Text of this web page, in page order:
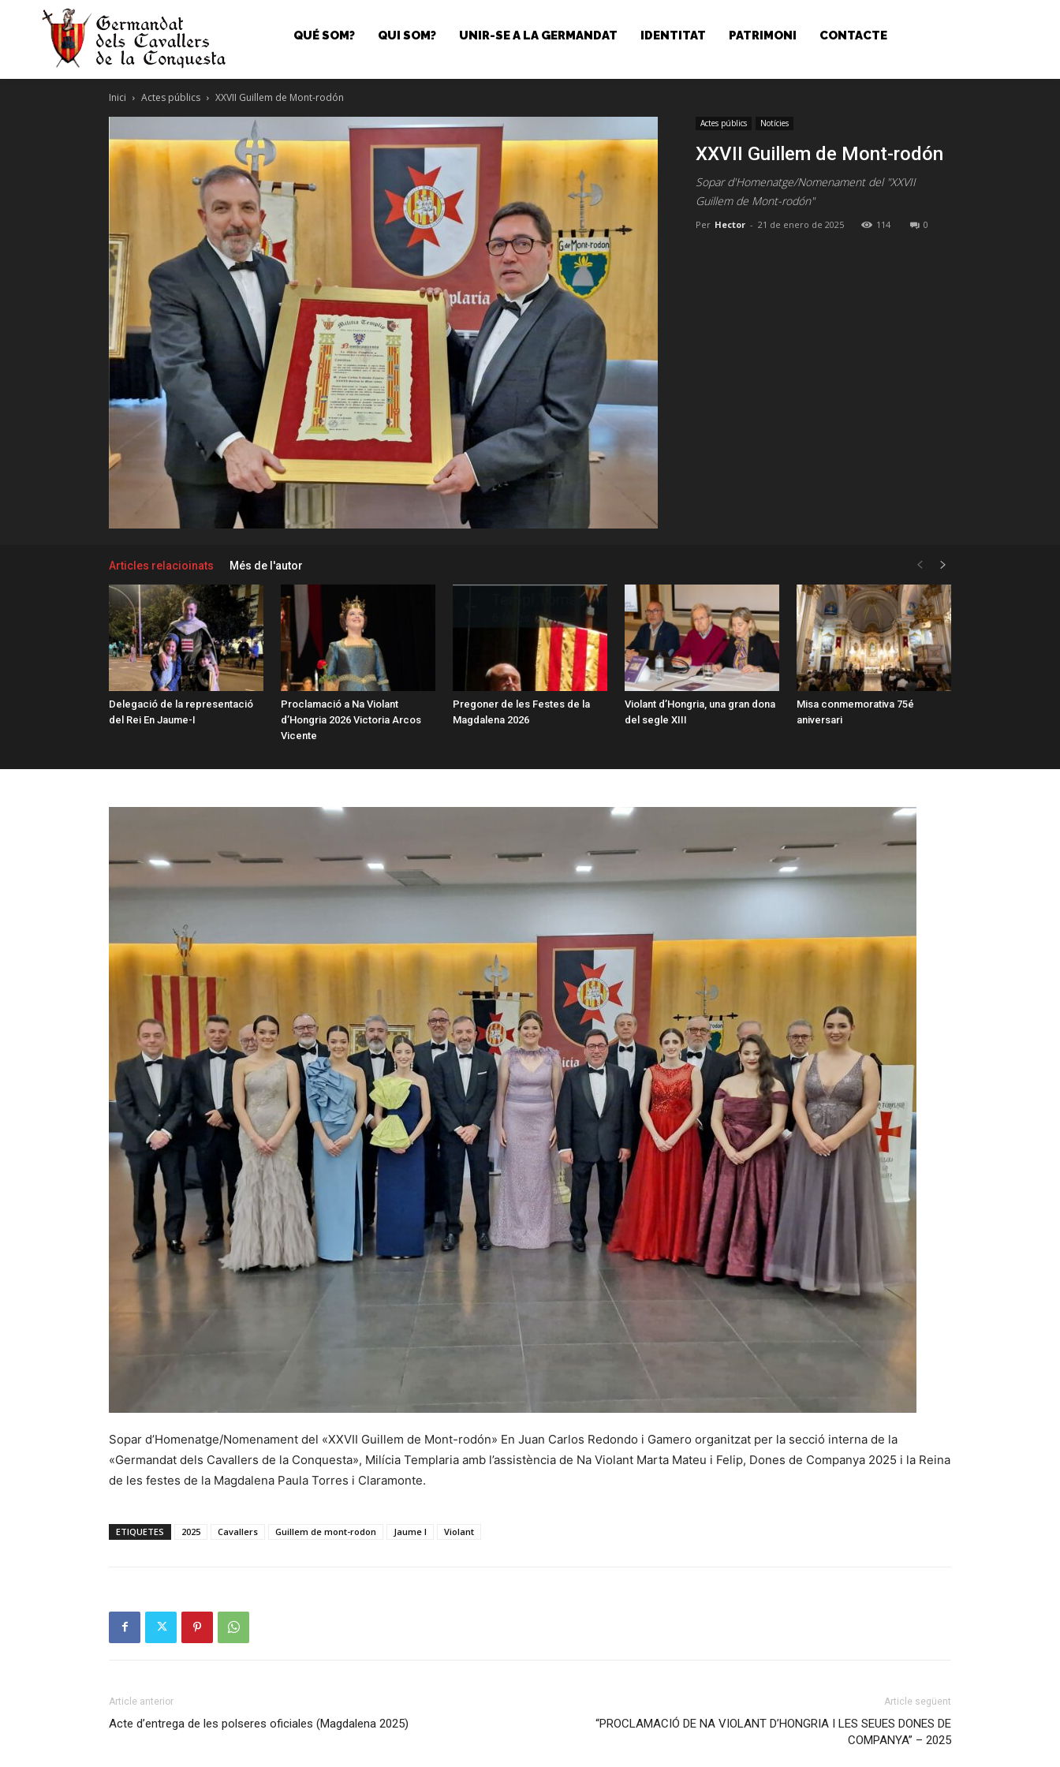
QUÉ SOM? QUI SOM? UNIR-SE A LA GERMANDAT IDENTITAT PATRIMONI CONTACTE
Inici Actes públics XXVII Guillem de Mont-rodón
Actes públics Notícies
XXVII Guillem de Mont-rodón
Sopar d'Homenatge/Nomenament del "XXVII
Guillem de Mont-rodón"
Per Hector - 21 de enero de 2025 114 0
Articles relacioinats Més de l'autor
Delegació de la representació
del Rei En Jaume-I
Proclamació a Na Violant
d’Hongria 2026 Victoria Arcos
Vicente
Pregoner de les Festes de la
Magdalena 2026
Violant d’Hongria, una gran dona
del segle XIII
Misa conmemorativa 75é
aniversari
Sopar d’Homenatge/Nomenament del «XXVII Guillem de Mont-rodón» En Juan Carlos Redondo i Gamero organitzat per la secció interna de la
«Germandat dels Cavallers de la Conquesta», Milícia Templaria amb l’assistència de Na Violant Marta Mateu i Felip, Dones de Companya 2025 i la Reina
de les festes de la Magdalena Paula Torres i Claramonte.
ETIQUETES 2025 Cavallers Guillem de mont-rodon Jaume I Violant
Article anterior
Acte d’entrega de les polseres oficiales (Magdalena 2025)
Article següent
“PROCLAMACIÓ DE NA VIOLANT D’HONGRIA I LES SEUES DONES DE
COMPANYA” – 2025